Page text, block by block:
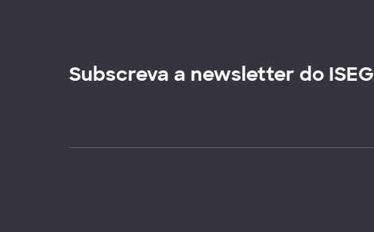
Subscreva a newsletter do ISEG